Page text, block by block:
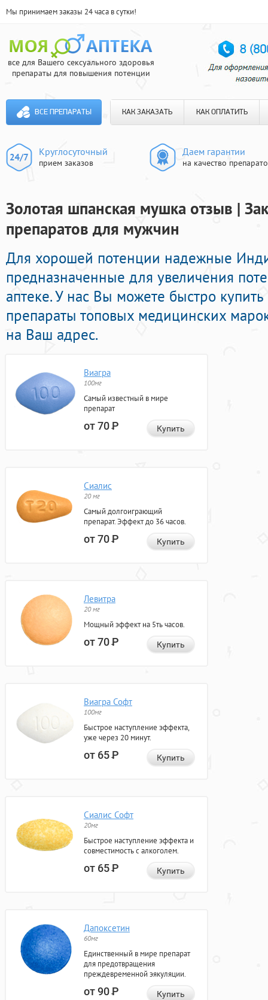
Мы принимаем заказы 24 часа в сутки!
все для Вашего сексуального здоровья
препараты для повышения потенции
ВСЕ ПРЕПАРАТЫ КАК ЗАКАЗАТЬ КАК ОПЛАТИТЬ
Круглосуточный
прием заказов
Даем гарантии
на качество
Золотая шпанская мушка отзыв |
препаратов для мужчин
Для хорошей потенции надежные
предназначенные для увеличения
аптеке. У нас Вы можете быстро
препараты топовых медицинских
на Ваш адрес.
Виагра
100мг
Самый известный в мире
препарат
от 70Р Купить
Сиалис
20 мг
Самый долгоиграющий
препарат. Эффект до 36 часов.
от 70Р Купить
Левитра
20 мг
Мощный эффект на 5ть часов.
от 70Р Купить
Виагра Софт
100мг
Быстрое наступление эффекта,
уже через 20 минут.
от 65Р Купить
Сиалис Софт
20мг
Быстрое наступление эффекта и
совместимость с алкоголем.
от 65Р Купить
Дапоксетин
60мг
Единственный в мире препарат
для предотвращения
преждевременной эякуляции.
от 90Р Купить